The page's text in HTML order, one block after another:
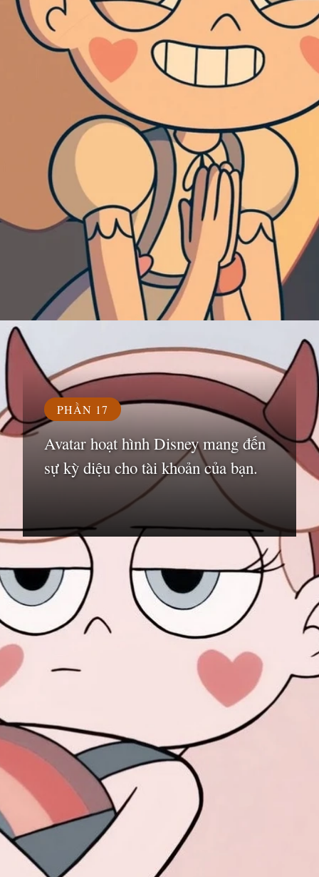
PHẦN 17
Avatar hoạt hình Disney mang đến
sự kỳ diệu cho tài khoản của bạn.